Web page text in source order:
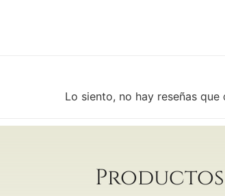
Lo siento, no hay reseñas